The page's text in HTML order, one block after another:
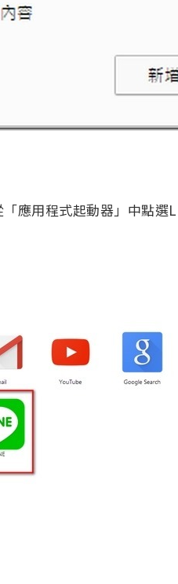
應用程式起動器」中點選